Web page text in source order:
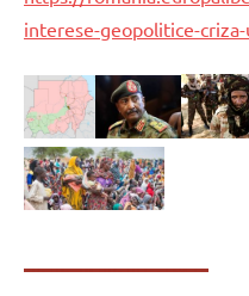
interese-geopolitice-